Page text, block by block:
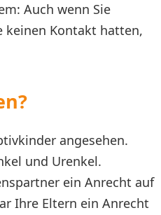
Auch wenn Sie
keinen Kontakt hatten,
angesehen.
und Urenkel.
ein Anrecht auf
Ihre Eltern ein Anrecht